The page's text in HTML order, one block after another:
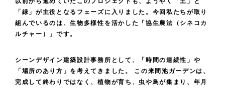
「緑」が主役となるフェーズに入りました。今回私たちが取り
組んでいるのは、生物多様性を活かした「協生農法（シネコカ
ルチャー）」です。
シーンデザイン建築設計事務所として、「時間の連続性」や
「場所のあり方」を考えてきました。 この来間池ガーデンは、
完成して終わりではなく、植物が育ち、虫や鳥が集まり、年月